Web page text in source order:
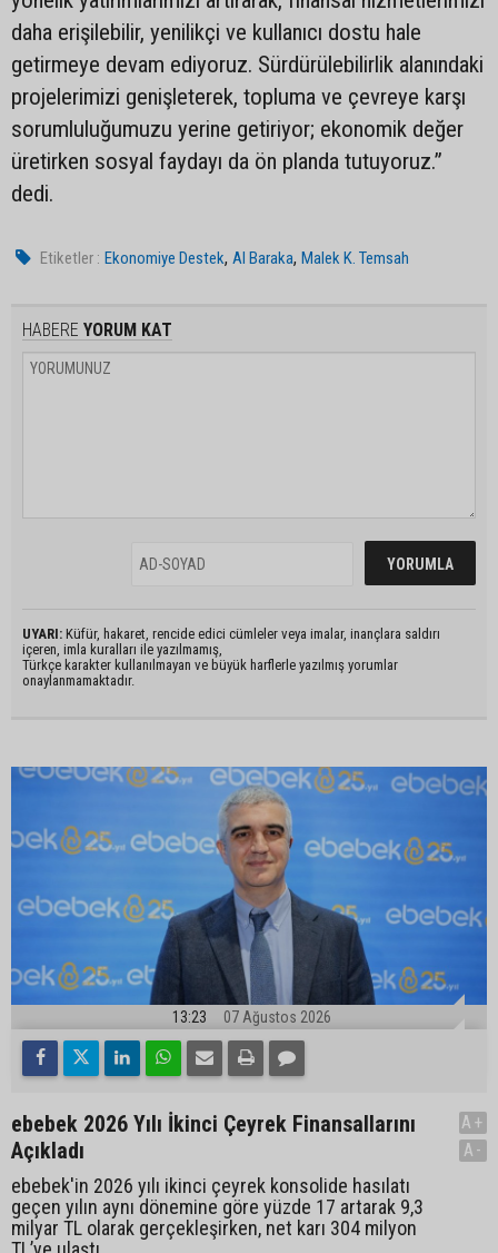
daha erişilebilir, yenilikçi ve kullanıcı dostu hale
getirmeye devam ediyoruz. Sürdürülebilirlik alanındaki
projelerimizi genişleterek, topluma ve çevreye karşı
sorumluluğumuzu yerine getiriyor; ekonomik değer
üretirken sosyal faydayı da ön planda tutuyoruz.”
dedi.
Etiketler : Ekonomiye Destek,Al Baraka,Malek K. Temsah
HABERE YORUM KAT
UYARI: Küfür, hakaret, rencide edici cümleler veya imalar, inançlara saldırı
içeren, imla kuralları ile yazılmamış,
Türkçe karakter kullanılmayan ve büyük harflerle yazılmış yorumlar
onaylanmamaktadır.
13:23 07 Ağustos 2026
ebebek 2026 Yılı İkinci Çeyrek Finansallarını
Açıkladı
ebebek'in 2026 yılı ikinci çeyrek konsolide hasılatı
geçen yılın aynı dönemine göre yüzde 17 artarak 9,3
milyar TL olarak gerçekleşirken, net karı 304 milyon
A+
A-